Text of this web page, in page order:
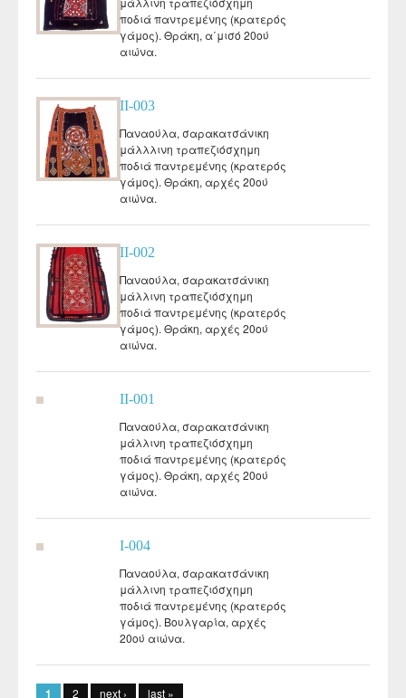
ποδιά παντρεμένης (κρατερός
γάμος). Θράκη, α΄μισό 20ού
αιώνα.
II-003
Παναούλα, σαρακατσάνικη
μάλλλινη τραπεζιόσχημη
ποδιά παντρεμένης (κρατερός
γάμος). Θράκη, αρχές 20ού
αιώνα.
II-002
Παναούλα, σαρακατσάνικη
μάλλινη τραπεζιόσχημη
ποδιά παντρεμένης (κρατερός
γάμος). Θράκη, αρχές 20ού
αιώνα.
II-001
Παναούλα, σαρακατσάνικη
μάλλινη τραπεζιόσχημη
ποδιά παντρεμένης (κρατερός
γάμος). Θράκη, αρχές 20ού
αιώνα.
I-004
Παναούλα, σαρακατσάνικη
μάλλινη τραπεζιόσχημη
ποδιά παντρεμένης (κρατερός
γάμος). Βουλγαρία, αρχές
20ού αιώνα.
1 2 next › last »